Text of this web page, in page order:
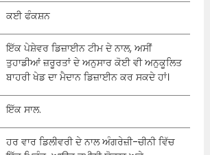
ਕਈ ਫੰਕਸ਼ਨ
ਇੱਕ ਪੇਸ਼ੇਵਰ ਡਿਜ਼ਾਈਨ ਟੀਮ ਦੇ ਨਾਲ, ਅਸੀਂ
ਤੁਹਾਡੀਆਂ ਜ਼ਰੂਰਤਾਂ ਦੇ ਅਨੁਸਾਰ ਕੋਈ ਵੀ ਅਨੁਕੂਲਿਤ
ਬਾਹਰੀ ਖੇਡ ਦਾ ਮੈਦਾਨ ਡਿਜ਼ਾਈਨ ਕਰ ਸਕਦੇ ਹਾਂ।
ਇੱਕ ਸਾਲ.
ਹਰ ਵਾਰ ਡਿਲੀਵਰੀ ਦੇ ਨਾਲ ਅੰਗਰੇਜ਼ੀ-ਚੀਨੀ ਵਿੱਚ